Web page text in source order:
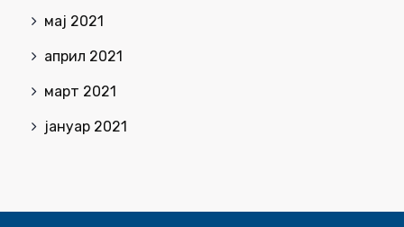
мај 2021
април 2021
март 2021
јануар 2021